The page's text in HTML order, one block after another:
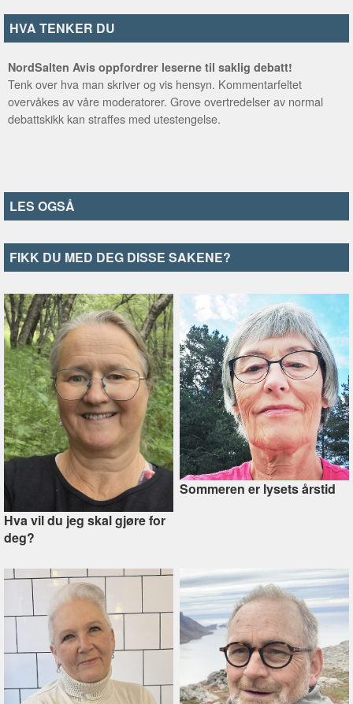
HVA TENKER DU
NordSalten Avis oppfordrer leserne til saklig debatt!
Tenk over hva man skriver og vis hensyn. Kommentarfeltet
overvåkes av våre moderatorer. Grove overtredelser av normal
debattskikk kan straffes med utestengelse.
LES OGSÅ
FIKK DU MED DEG DISSE SAKENE?
Hva vil du jeg skal gjøre for
deg?
Sommeren er lysets årstid